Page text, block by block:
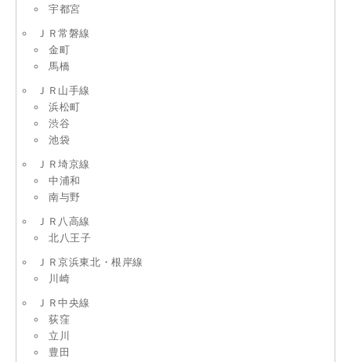
宇都宮
ＪＲ常磐線
金町
馬橋
ＪＲ山手線
浜松町
渋谷
池袋
ＪＲ埼京線
中浦和
南与野
ＪＲ八高線
北八王子
ＪＲ京浜東北・根岸線
川崎
ＪＲ中央線
荻窪
立川
豊田